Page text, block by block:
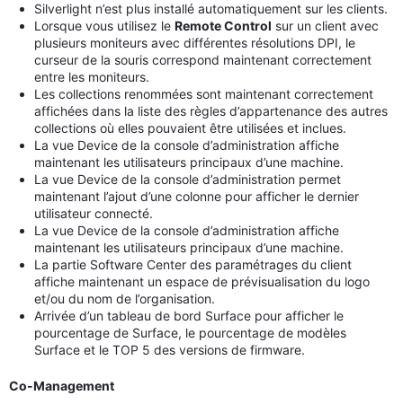
Silverlight n’est plus installé automatiquement sur les clients.
Lorsque vous utilisez le Remote Control sur un client avec
plusieurs moniteurs avec différentes résolutions DPI, le
curseur de la souris correspond maintenant correctement
entre les moniteurs.
Les collections renommées sont maintenant correctement
affichées dans la liste des règles d’appartenance des autres
collections où elles pouvaient être utilisées et inclues.
La vue Device de la console d’administration affiche
maintenant les utilisateurs principaux d’une machine.
La vue Device de la console d’administration permet
maintenant l’ajout d’une colonne pour afficher le dernier
utilisateur connecté.
La vue Device de la console d’administration affiche
maintenant les utilisateurs principaux d’une machine.
La partie Software Center des paramétrages du client
affiche maintenant un espace de prévisualisation du logo
et/ou du nom de l’organisation.
Arrivée d’un tableau de bord Surface pour afficher le
pourcentage de Surface, le pourcentage de modèles
Surface et le TOP 5 des versions de firmware.
Co-Management